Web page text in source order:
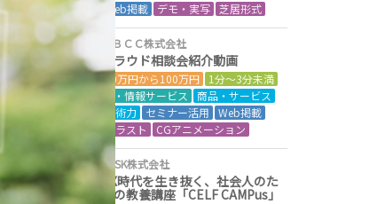
Web掲載
デモ・実写 芝居形式
ＪＢＣＣ株式会社
クラウド相談会紹介動画
50万円から100万円
1分～3分未満
IT・情報サービス
商品・サービス
技術力
セミナー活用
Web掲載
イラスト
CGアニメーション
SCSK株式会社
DX時代を生き抜く、社会人のた
めの教養講座「CELF CAMPus」